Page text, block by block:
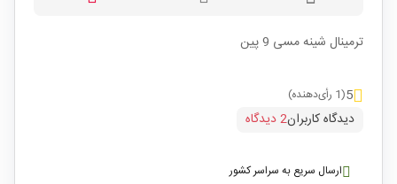
ترمینال شینه مسی 9 پین
5(1 رأی‌دهنده)
دیدگاه کاربران2 دیدگاه
ارسال سریع به سراسر کشور